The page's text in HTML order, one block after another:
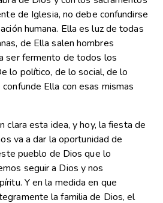
de Iglesia, no debe confundirse
humana. Ella es luz de todas
de Ella salen hombres
ser fermento de todos los
lo político, de lo social, de lo
Ella con esas mismas
clara esta idea, y hoy, la fiesta de
va a dar la oportunidad de
pueblo de Dios que lo
seguir a Dios y nos
Y en la medida en que
la familia de Dios, el